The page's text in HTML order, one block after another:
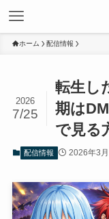
ホーム 配信情報
転生し
期は
で見る
2026
7/25
配信情報 2026年3